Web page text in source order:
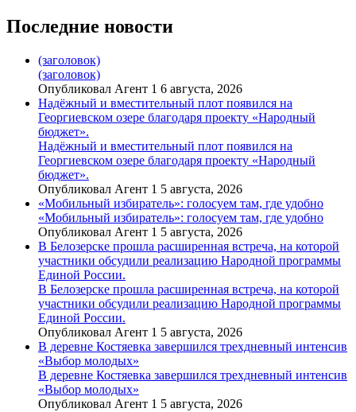
Последние новости
(заголовок)
(заголовок)
Опубликовал Агент 1 6 августа, 2026
Надёжный и вместительный плот появился на
Георгиевском озере благодаря проекту «Народный
бюджет».
Надёжный и вместительный плот появился на
Георгиевском озере благодаря проекту «Народный
бюджет».
Опубликовал Агент 1 5 августа, 2026
«Мобильный избиратель»: голосуем там, где удобно
«Мобильный избиратель»: голосуем там, где удобно
Опубликовал Агент 1 5 августа, 2026
В Белозерске прошла расширенная встреча, на которой
участники обсудили реализацию Народной программы
Единой России.
В Белозерске прошла расширенная встреча, на которой
участники обсудили реализацию Народной программы
Единой России.
Опубликовал Агент 1 5 августа, 2026
В деревне Костяевка завершился трехдневный интенсив
«Выбор молодых»
В деревне Костяевка завершился трехдневный интенсив
«Выбор молодых»
Опубликовал Агент 1 5 августа, 2026